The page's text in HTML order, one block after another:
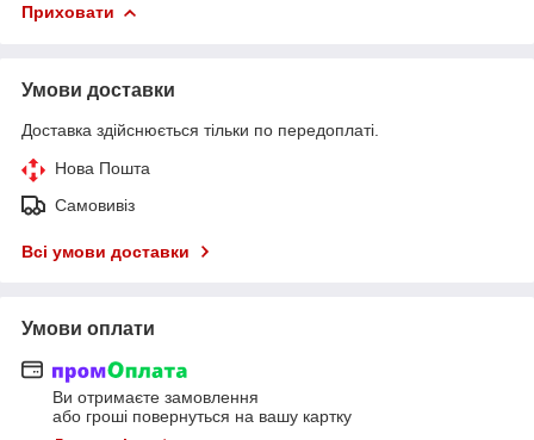
Приховати
Умови доставки
Доставка здійснюється тільки по передоплаті.
Нова Пошта
Самовивіз
Всі умови доставки
Умови оплати
Ви отримаєте замовлення
або гроші повернуться на вашу картку